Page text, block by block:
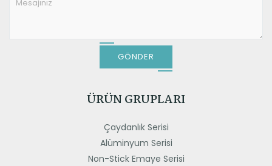
GÖNDER
ÜRÜN GRUPLARI
Çaydanlık Serisi
Alüminyum Serisi
Non-Stick Emaye Serisi